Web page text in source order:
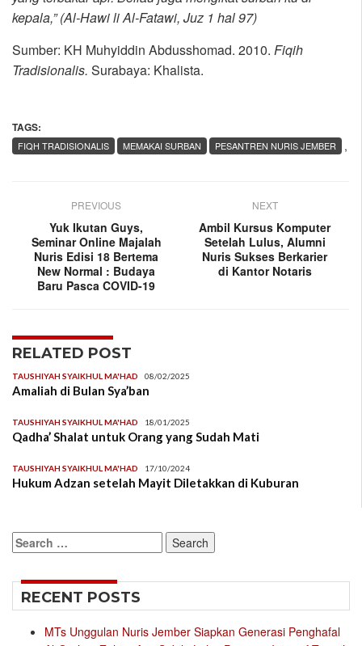
kepala,” (Al-Hawi li Al-Fatawi, Juz 1 hal 97)
Sumber: KH Muhyiddin Abdusshomad. 2010. Fiqih
Tradisionalis. Surabaya: Khalista.
TAGS:
,
FIQH TRADISIONALIS MEMAKAI SURBAN PESANTREN NURIS JEMBER
PREVIOUS
Yuk Ikutan Guys,
Seminar Online Majalah
Nuris Edisi 18 Bertema
New Normal : Budaya
Baru Pasca COVID-19
NEXT
Ambil Kursus Komputer
Setelah Lulus, Alumni
Nuris Sukses Berkarier
di Kantor Notaris
RELATED POST
TAUSHIYAH SYAIKHUL MA'HAD 08/02/2025
Amaliah di Bulan Sya’ban
TAUSHIYAH SYAIKHUL MA'HAD 18/01/2025
Qadha’ Shalat untuk Orang yang Sudah Mati
TAUSHIYAH SYAIKHUL MA'HAD 17/10/2024
Hukum Adzan setelah Mayit Diletakkan di Kuburan
Search
for:
RECENT POSTS
MTs Unggulan Nuris Jember Siapkan Generasi Penghafal